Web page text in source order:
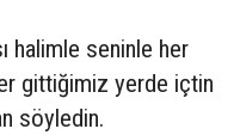
halimle seninle her
gittiğimiz yerde içtin
söyledin.